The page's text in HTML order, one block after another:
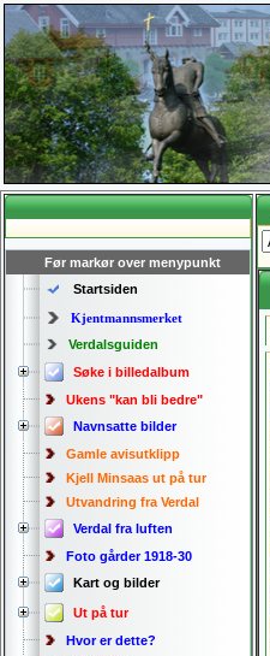
Før markør over menypunkt
Startsiden
Kjentmannsmerket
Verdalsguiden
Søke i billedalbum
Ukens "kan bli bedre"
Navnsatte bilder
Gamle avisutklipp
Kjell Minsaas ut på tur
Utvandring fra Verdal
Verdal fra luften
Foto gårder 1918-30
Kart og bilder
Ut på tur
Hvor er dette?